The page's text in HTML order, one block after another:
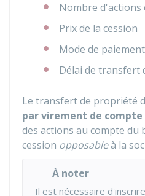
Nombre d'actions
Prix de la cession
Mode de paiement
Délai de transfert
Le transfert de propriété
par virement de compte
des actions au compte du
cession opposableà la
À noter
Il est nécessaire